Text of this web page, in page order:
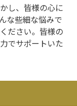
し、皆様の心に
な些細な悩みで
ださい。皆様の
でサポートいた